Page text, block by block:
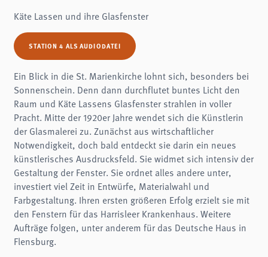
Käte Lassen und ihre Glasfenster
STATION 4 ALS AUDIODATEI
Ein Blick in die St. Marienkirche lohnt sich, besonders bei
Sonnenschein. Denn dann durchflutet buntes Licht den
Raum und Käte Lassens Glasfenster strahlen in voller
Pracht. Mitte der 1920er Jahre wendet sich die Künstlerin
der Glasmalerei zu. Zunächst aus wirtschaftlicher
Notwendigkeit, doch bald entdeckt sie darin ein neues
künstlerisches Ausdrucksfeld. Sie widmet sich intensiv der
Gestaltung der Fenster. Sie ordnet alles andere unter,
investiert viel Zeit in Entwürfe, Materialwahl und
Farbgestaltung. Ihren ersten größeren Erfolg erzielt sie mit
den Fenstern für das Harrisleer Krankenhaus. Weitere
Aufträge folgen, unter anderem für das Deutsche Haus in
Flensburg.